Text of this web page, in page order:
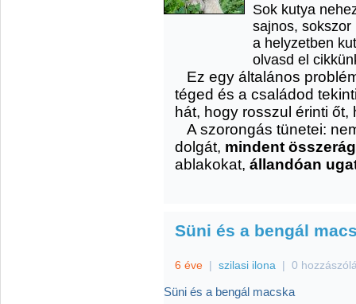
Sok kutya
sajnos,
a helyzetben
olvasd el
Ez egy általános
téged és a családod
hát, hogy rosszul érinti őt,
A szorongás tünetei:
dolgát, mindent
ablakokat, állandóan
Süni és a bengál
6 éve | szilasi ilona | 0
Süni és a bengál macska